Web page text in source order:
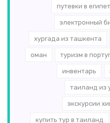
путевки в
электронный
хургада из ташкента
оман туризм в
инвентарь
таиланд из
экскурсии
купить тур в таиланд